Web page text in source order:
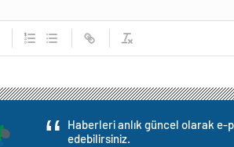
Haberleri anlık güncel olarak
edebilirsiniz.